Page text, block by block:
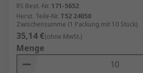
RS Best.-Nr. 171-5652
Herst. Teile-Nr. T52 24050
Zwischensumme (1 Packung mit 10 Stück)
35,14 €(ohne MwSt.)
Menge